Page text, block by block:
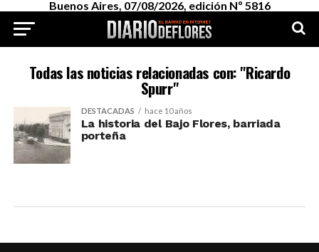
Buenos Aires, 07/08/2026, edición Nº 5816
Todas las noticias relacionadas con: "Ricardo
Spurr"
DESTACADAS hace 10 años
La historia del Bajo Flores, barriada
porteña